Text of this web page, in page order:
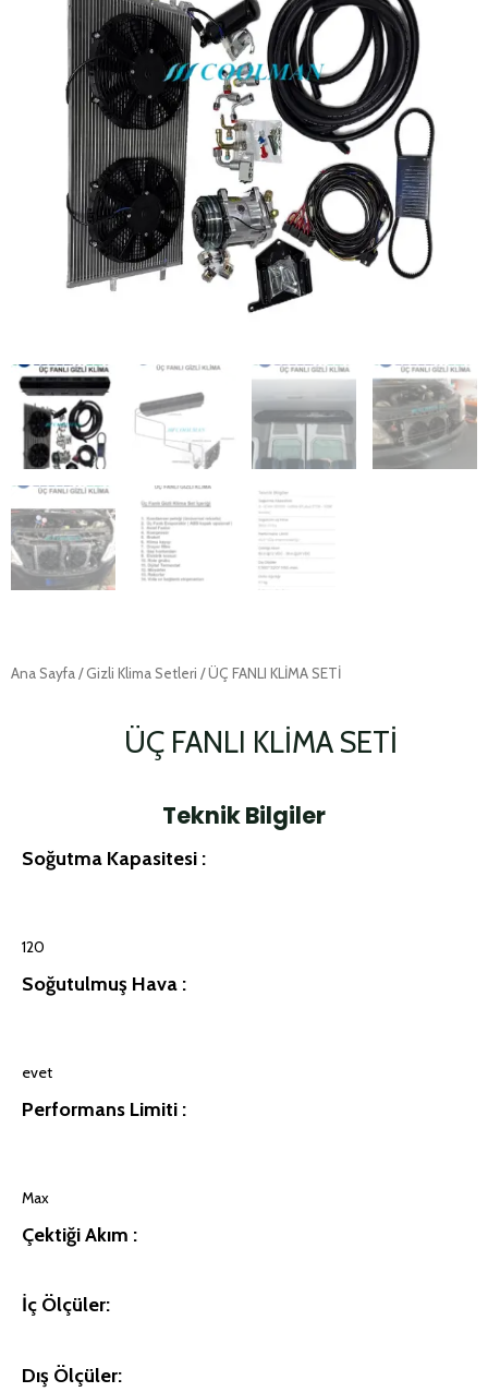
Ana Sayfa/Gizli Klima Setleri / ÜÇ FANLI KLİMA SETİ
ÜÇ FANLI KLİMA SETİ
Teknik Bilgiler
Soğutma Kapasitesi :
120
Soğutulmuş Hava :
evet
Performans Limiti :
Max
Çektiği Akım :
İç Ölçüler:
Dış Ölçüler: